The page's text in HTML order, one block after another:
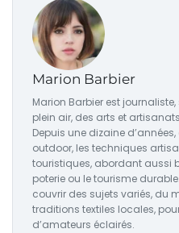
Marion Barbier
Marion Barbier est
plein air, des arts et
Depuis une dizaine
outdoor, les techniques
touristiques, abordant aussi
poterie ou le tourisme
couvrir des sujets variés, du
traditions textiles locales,
d’amateurs éclairés.